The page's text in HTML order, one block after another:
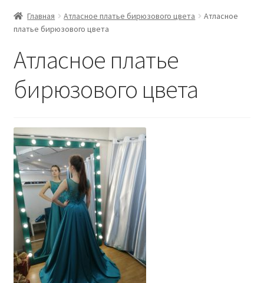
Главная Атласное платье бирюзового цвета
Атласное
платье бирюзового цвета
Атласное платье
бирюзового цвета